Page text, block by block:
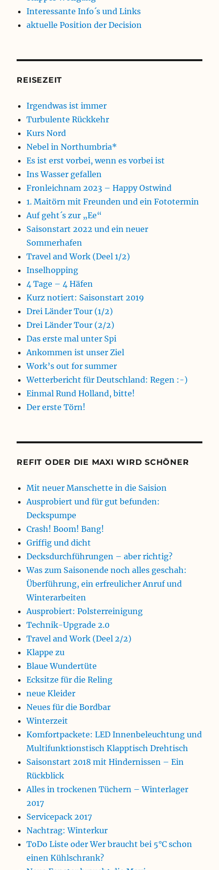
Interessante Info´s und Links
aktuelle Position der Decision
REISEZEIT
Irgendwas ist immer
Turbulente Rückkehr
Kurs Nord
Nebel in Northumbria*
Es ist erst vorbei, wenn es vorbei ist
Ins Wasser gefallen
Fronleichnam 2023 – Happy Ostwind
1. Maitörn mit Freunden und ein Fototermin
Auf geht´s zur „Ee“
Saisonstart 2022 und ein neuer
Sommerhafen
Travel and Work (Deel 1/2)
Inselhopping
4 Tage – 4 Häfen
Kurz notiert: Saisonstart 2019
Drei Länder Tour (1/2)
Drei Länder Tour (2/2)
Das erste mal unter Spi
Ankommen ist unser Ziel
Work’s out for summer
Wetterbericht für Deutschland: Regen :-)
Einmal Rund Holland, bitte!
Der erste Törn!
REFIT ODER DIE MAXI WIRD SCHÖNER
Mit neuer Manschette in die Saision
Ausprobiert und für gut befunden:
Deckspumpe
Crash! Boom! Bang!
Griffig und dicht
Decksdurchführungen – aber richtig?
Was zum Saisonende noch alles geschah:
Überführung, ein erfreulicher Anruf und
Winterarbeiten
Ausprobiert: Polsterreinigung
Technik-Upgrade 2.0
Travel and Work (Deel 2/2)
Klappe zu
Blaue Wundertüte
Ecksitze für die Reling
neue Kleider
Neues für die Bordbar
Winterzeit
Komfortpackete: LED Innenbeleuchtung und
Multifunktionstisch Klapptisch Drehtisch
Saisonstart 2018 mit Hindernissen – Ein
Rückblick
Alles in trockenen Tüchern – Winterlager
2017
Servicepack 2017
Nachtrag: Winterkur
ToDo Liste oder Wer braucht bei 5°C schon
einen Kühlschrank?